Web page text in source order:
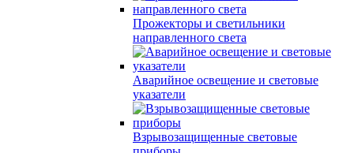
Прожекторы и светильники
направленного света
Аварийное освещение и световые
указатели
Взрывозащищенные световые